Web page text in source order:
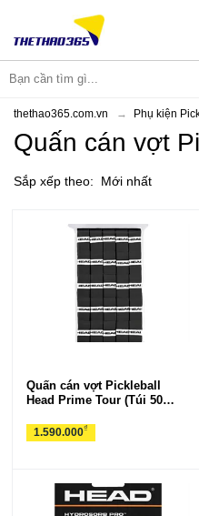
thethao365.com.vn Phụ kiện
Quấn cán vợt
Sắp xếp theo:
Quấn cán vợt Pickleball
Head Prime Tour (Túi 50
1.590.000₫